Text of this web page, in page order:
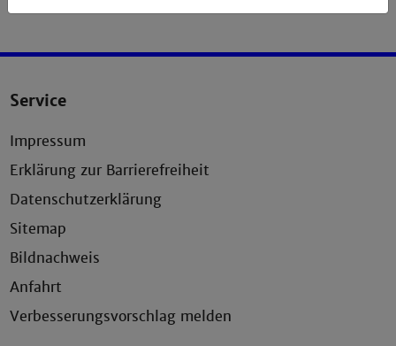
Service
Impressum
Erklärung zur Barrierefreiheit
Datenschutzerklärung
Sitemap
Bildnachweis
Anfahrt
Verbesserungsvorschlag melden